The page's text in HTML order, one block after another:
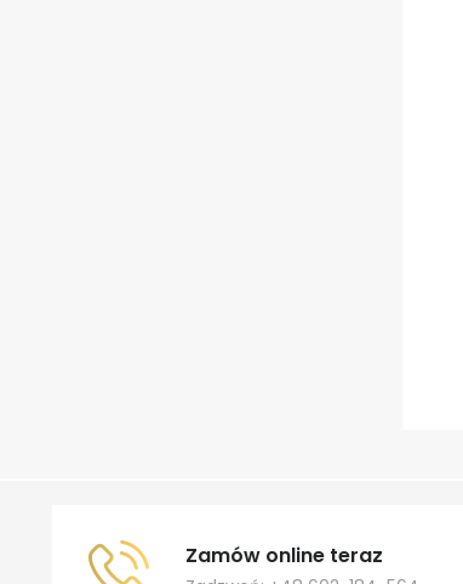
Zamów online teraz